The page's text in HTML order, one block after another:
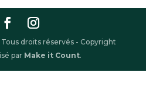
droits réservés - Copyright
par Make it Count.